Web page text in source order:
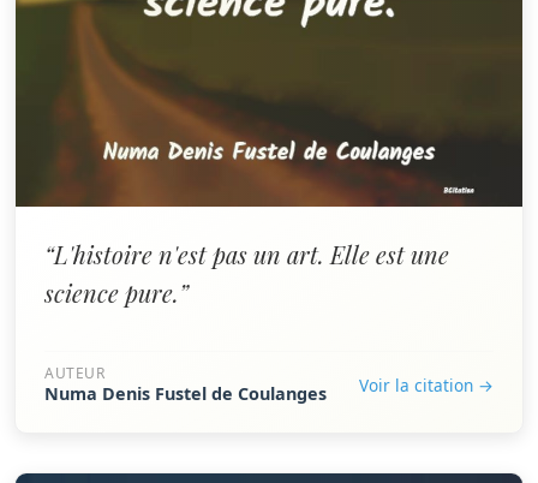
“L'histoire n'est pas un art. Elle est une
science pure.”
AUTEUR
Numa Denis Fustel de Coulanges Voir la citation →